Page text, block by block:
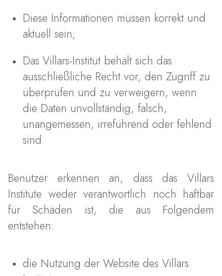
Diese Informationen müssen korrekt und
aktuell sein;
Das Villars-Institut behält sich das
ausschließliche Recht vor, den Zugriff zu
überprüfen und zu verweigern, wenn
die Daten unvollständig, falsch,
unangemessen, irreführend oder fehlend
sind.
Benutzer erkennen an, dass das Villars
Institute weder verantwortlich noch haftbar
für Schäden ist, die aus Folgendem
entstehen:
die Nutzung der Website des Villars